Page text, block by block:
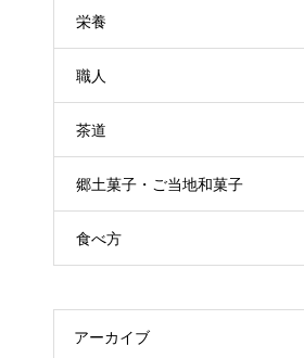
栄養
職人
茶道
郷土菓子・ご当地和菓子
食べ方
アーカイブ